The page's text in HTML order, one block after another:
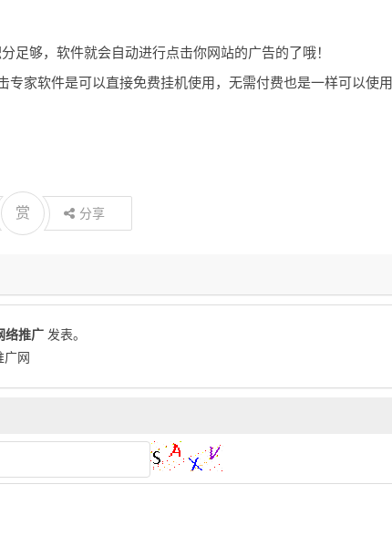
足够，软件就会自动进行点击你网站的广告的了哦！
专家软件是可以直接免费挂机使用，无需付费也是一样可以使用
赏 分享
络推广 发表。
广网